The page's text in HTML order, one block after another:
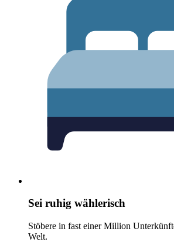
Sei ruhig wählerisch
Stöbere in fast einer Million
Welt.